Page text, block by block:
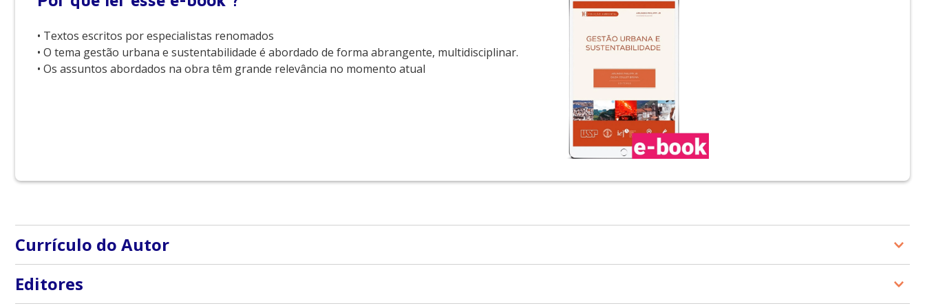
• Textos escritos por especialistas renomados
• O tema gestão urbana e sustentabilidade é abordado de forma abrangente, multidisciplinar.
• Os assuntos abordados na obra têm grande relevância no momento atual
Currículo do Autor
Arlindo Philippi Jr: Engenheiro Civil (UFSC), Sanitarista e de Segurança do Trabalho (USP), mestre em Saúde Ambiental e doutor em Saúde Pública (USP). Pós-doutorado
em Estudos Urbanos e Regionais (MIT- EUA). Livre-docente em Política e Gestão Ambiental (USP).
Editores